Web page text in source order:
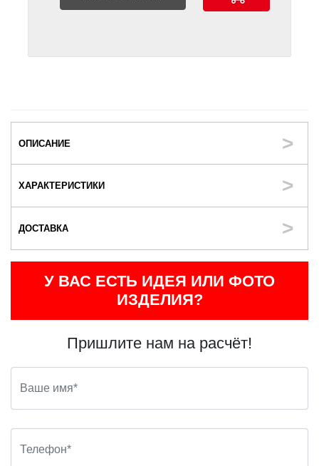
ОПИСАНИЕ
ХАРАКТЕРИСТИКИ
ДОСТАВКА
У ВАС ЕСТЬ ИДЕЯ ИЛИ ФОТО
ИЗДЕЛИЯ?
Пришлите нам на расчёт!